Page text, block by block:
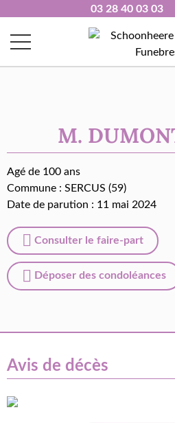
03 28 40 03 03
M.
Agé de 100 ans
Commune : SERCUS (59)
Date de parution : 11 mai 2024
Consulter le faire-part
Déposer des condoléances
Avis de décès